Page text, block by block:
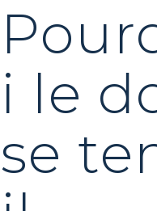
i le
se